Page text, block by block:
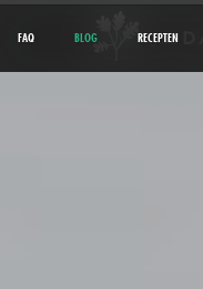
FAQ BLOG RECEPTEN